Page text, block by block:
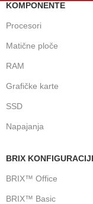
KOMPONENTE
Procesori
Matične ploče
RAM
Grafičke karte
SSD
Napajanja
BRIX
BRIX™ Office
BRIX™ Basic